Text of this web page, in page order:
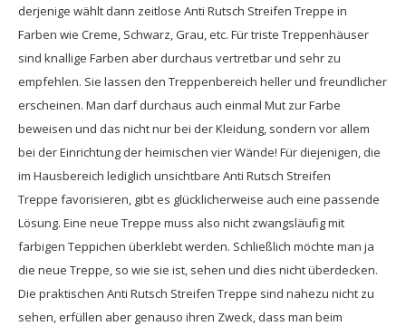
derjenige wählt dann zeitlose Anti Rutsch Streifen Treppe in
Farben wie Creme, Schwarz, Grau, etc. Für triste Treppenhäuser
sind knallige Farben aber durchaus vertretbar und sehr zu
empfehlen. Sie lassen den Treppenbereich heller und freundlicher
erscheinen. Man darf durchaus auch einmal Mut zur Farbe
beweisen und das nicht nur bei der Kleidung, sondern vor allem
bei der Einrichtung der heimischen vier Wände! Für diejenigen, die
im Hausbereich lediglich unsichtbare Anti Rutsch Streifen
Treppe favorisieren, gibt es glücklicherweise auch eine passende
Lösung. Eine neue Treppe muss also nicht zwangsläufig mit
farbigen Teppichen überklebt werden. Schließlich möchte man ja
die neue Treppe, so wie sie ist, sehen und dies nicht überdecken.
Die praktischen Anti Rutsch Streifen Treppe sind nahezu nicht zu
sehen, erfüllen aber genauso ihren Zweck, dass man beim